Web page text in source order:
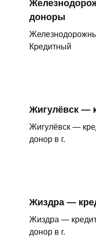
доноры
Кредитный
Жигулёвск —
Жигулёвск —
донор в г.
Жиздра —
Жиздра —
донор в г.